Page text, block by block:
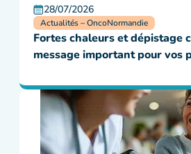
28/07/2026
Actualités – OncoNormandie
Fortes chaleurs et dépistage
message important pour vos